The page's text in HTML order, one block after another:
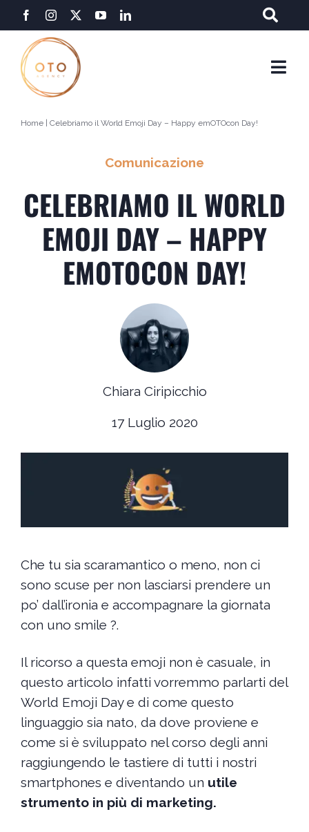
Salta
al
contenuto
Home| Celebriamo il World Emoji Day – Happy emOTOcon Day!
Comunicazione
CELEBRIAMO IL WORLD
EMOJI DAY – HAPPY
EMOTOCON DAY!
Chiara Ciripicchio
17 Luglio 2020
Che tu sia scaramantico o meno, non ci
sono scuse per non lasciarsi prendere un
po’ dall’ironia e accompagnare la giornata
con uno smile ?.
Il ricorso a questa emoji non è casuale, in
questo articolo infatti vorremmo parlarti del
World Emoji Day e di come questo
linguaggio sia nato, da dove proviene e
come si è sviluppato nel corso degli anni
raggiungendo le tastiere di tutti i nostri
smartphones e diventando un utile
strumento in più di marketing.